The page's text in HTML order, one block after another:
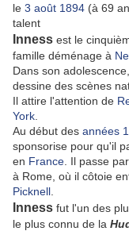
le 3 août 1894 (à 69
talent
Inness est le
famille déménage à
Dans son
dessine des scènes
Il attire l'attention de
York
Au début des années
sponsorise pour qu'il
en France . Il passe
à Rome, où il côtoie
Picknell
Inness fut l'un des
le plus connu de la